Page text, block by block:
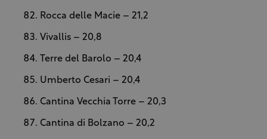
Rocca delle Macie – 21,2
Vivallis – 20,8
Terre del Barolo – 20,4
Umberto Cesari – 20,4
Cantina Vecchia Torre – 20,3
Cantina di Bolzano – 20,2